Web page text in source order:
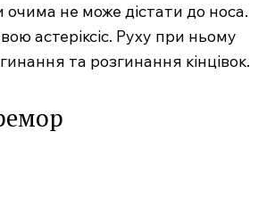
не може дістати до носа.
астеріксіс. Руху при ньому
та розгинання кінцівок.